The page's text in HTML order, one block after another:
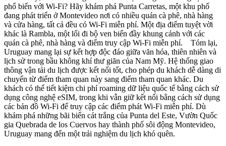
phổ biến với Wi-Fi? Hãy khám phá Punta Carretas, một khu phố
đang phát triển ở Montevideo nơi có nhiều quán cà phê, nhà hàng
và cửa hàng, tất cả đều có Wi-Fi miễn phí. Một địa điểm tuyệt vời
khác là Rambla, một lối đi bộ ven biển đầy khung cảnh với các
quán cà phê, nhà hàng và điểm truy cập Wi-Fi miễn phí. Tóm lại,
Uruguay mang lại sự kết hợp độc đáo giữa văn hóa, thiên nhiên và
lịch sử trong bầu không khí thư giãn của Nam Mỹ. Hệ thống giao
thông vận tải du lịch được kết nối tốt, cho phép du khách dễ dàng di
chuyển từ điểm tham quan này sang điểm tham quan khác. Du
khách có thể tiết kiệm chi phí roaming dữ liệu quốc tế bằng cách sử
dụng công nghệ eSIM, trong khi vẫn giữ kết nối bằng cách sử dụng
các bản đồ Wi-Fi để truy cập các điểm phát Wi-Fi miễn phí. Dù
khám phá những bãi biển cát trắng của Punta del Este, Vườn Quốc
gia Quebrada de los Cuervos hay thành phố sôi động Montevideo,
Uruguay mang đến một trải nghiệm du lịch khó quên.